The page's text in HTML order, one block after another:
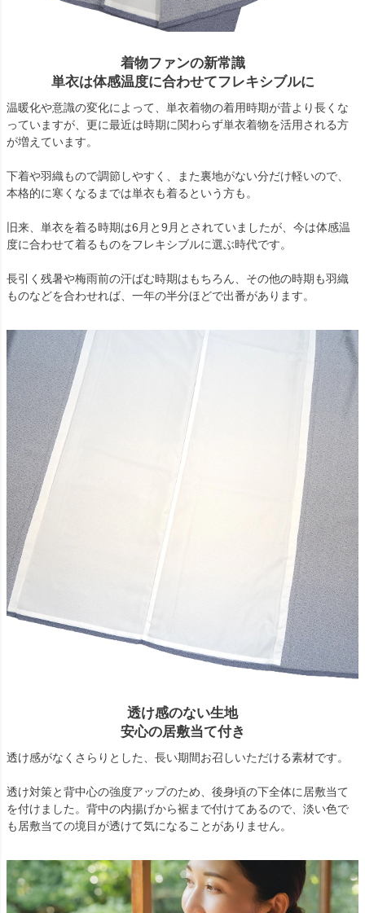
着物ファンの新常識
単衣は体感温度に合わせてフレキシブルに
温暖化や意識の変化によって、単衣着物の着用時期が昔より長くな
っていますが、更に最近は時期に関わらず単衣着物を活用される方
が増えています。
下着や羽織もので調節しやすく、また裏地がない分だけ軽いので、
本格的に寒くなるまでは単衣も着るという方も。
旧来、単衣を着る時期は6月と9月とされていましたが、今は体感温
度に合わせて着るものをフレキシブルに選ぶ時代です。
長引く残暑や梅雨前の汗ばむ時期はもちろん、その他の時期も羽織
ものなどを合わせれば、一年の半分ほどで出番があります。
透け感のない生地
安心の居敷当て付き
透け感がなくさらりとした、長い期間お召しいただける素材です。
透け対策と背中心の強度アップのため、後身頃の下全体に居敷当て
を付けました。背中の内揚げから裾まで付けてあるので、淡い色で
も居敷当ての境目が透けて気になることがありません。